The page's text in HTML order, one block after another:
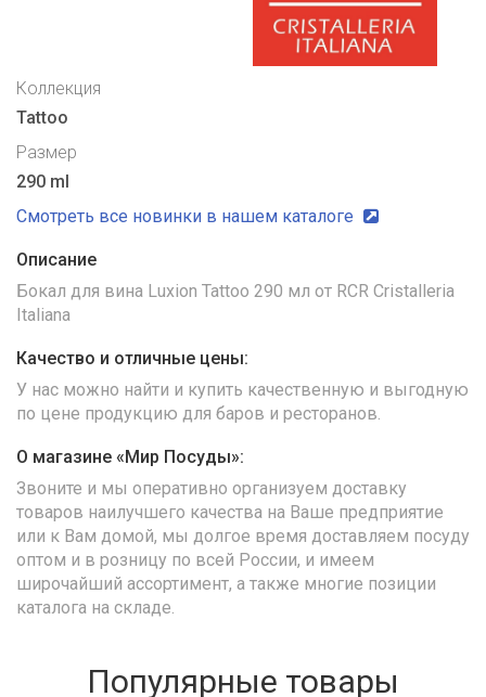
Коллекция
Tattoo
Размер
290 ml
Смотреть все новинки в нашем каталоге
Описание
Бокал для вина Luxion Tattoo 290 мл от RCR Cristalleria
Italiana
Качество и отличные цены:
У нас можно найти и купить качественную и выгодную
по цене продукцию для баров и ресторанов.
О магазине «Мир Посуды»:
Звоните и мы оперативно организуем доставку
товаров наилучшего качества на Ваше предприятие
или к Вам домой, мы долгое время доставляем посуду
оптом и в розницу по всей России, и имеем
широчайший ассортимент, а также многие позиции
каталога на складе.
Популярные товары